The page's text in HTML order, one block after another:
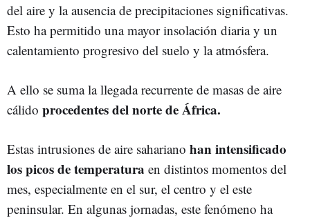
del aire y la ausencia de precipitaciones significativas.
Esto ha permitido una mayor insolación diaria y un
calentamiento progresivo del suelo y la atmósfera.
A ello se suma la llegada recurrente de masas de aire
cálido procedentes del norte de África.
Estas intrusiones de aire sahariano han intensificado
los picos de temperatura en distintos momentos del
mes, especialmente en el sur, el centro y el este
peninsular. En algunas jornadas, este fenómeno ha